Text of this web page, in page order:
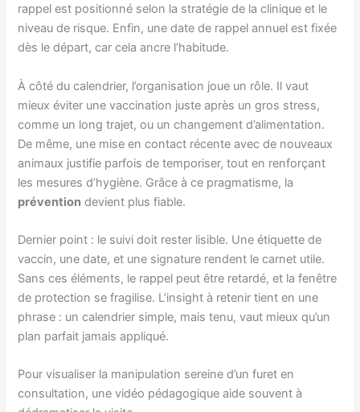
rappel est positionné selon la stratégie de la clinique et le
niveau de risque. Enfin, une date de rappel annuel est fixée
dès le départ, car cela ancre l’habitude.
À côté du calendrier, l’organisation joue un rôle. Il vaut
mieux éviter une vaccination juste après un gros stress,
comme un long trajet, ou un changement d’alimentation.
De même, une mise en contact récente avec de nouveaux
animaux justifie parfois de temporiser, tout en renforçant
les mesures d’hygiène. Grâce à ce pragmatisme, la
prévention devient plus fiable.
Dernier point : le suivi doit rester lisible. Une étiquette de
vaccin, une date, et une signature rendent le carnet utile.
Sans ces éléments, le rappel peut être retardé, et la fenêtre
de protection se fragilise. L’insight à retenir tient en une
phrase : un calendrier simple, mais tenu, vaut mieux qu’un
plan parfait jamais appliqué.
Pour visualiser la manipulation sereine d’un furet en
consultation, une vidéo pédagogique aide souvent à